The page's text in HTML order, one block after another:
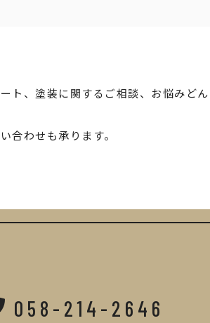
ト、塗装に関するご相談、お悩みど
合わせも承ります。
058-214-2646